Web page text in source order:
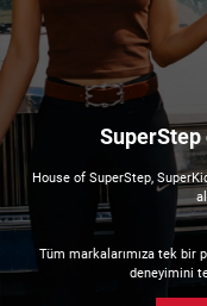
SuperStep
House of SuperStep,
Tüm markalarımıza tek bir
deneyimini